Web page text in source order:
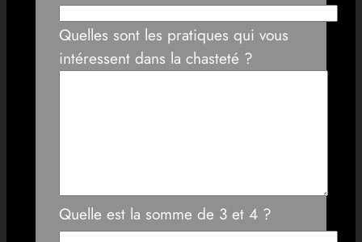
Quelles sont les pratiques qui vous
intéressent dans la chasteté ?
Quelle est la somme de 3 et 4 ?